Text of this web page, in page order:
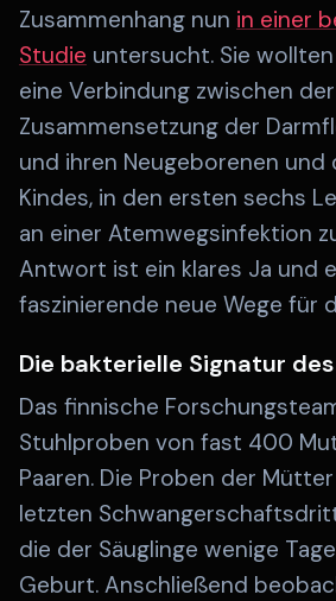
Zusammenhang nun in einer
Studie untersucht. Sie
eine Verbindung zwischen der
Zusammensetzung der
und ihren Neugeborenen und
Kindes, in den ersten sechs
an einer Atemwegsinfektion
Antwort ist ein klares Ja und
faszinierende neue Wege für
Die bakterielle Signatur
Das finnische
Stuhlproben von fast 400
Paaren. Die Proben der
letzten
die der Säuglinge wenige
Geburt. Anschließend